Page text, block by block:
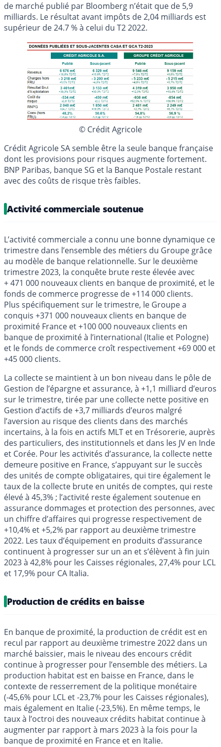
de marché publié par Bloomberg n’était que de 5,9
milliards. Le résultat avant impôts de 2,04 milliards est
supérieur de 24.7 % à celui du T2 2022.
© Crédit Agricole
Crédit Agricole SA semble être la seule banque française
dont les provisions pour risques augmente fortement.
BNP Paribas, banque SG et la Banque Postale restant
avec des coûts de risque très faibles.
Activité commerciale soutenue
L’activité commerciale a connu une bonne dynamique ce
trimestre dans l’ensemble des métiers du Groupe grâce
au modèle de banque relationnelle. Sur le deuxième
trimestre 2023, la conquête brute reste élevée avec
+ 471 000 nouveaux clients en banque de proximité, et le
fonds de commerce progresse de +114 000 clients.
Plus spécifiquement sur le trimestre, le Groupe a
conquis +371 000 nouveaux clients en banque de
proximité France et +100 000 nouveaux clients en
banque de proximité à l’international (Italie et Pologne)
et le fonds de commerce croît respectivement +69 000 et
+45 000 clients.
La collecte se maintient à un bon niveau dans le pôle de
Gestion de l’épargne et assurance, à +1,1 milliard d’euros
sur le trimestre, tirée par une collecte nette positive en
Gestion d’actifs de +3,7 milliards d’euros malgré
l’aversion au risque des clients dans des marchés
incertains, à la fois en actifs MLT et en Trésorerie, auprès
des particuliers, des institutionnels et dans les JV en Inde
et Corée. Pour les activités d’assurance, la collecte nette
demeure positive en France, s’appuyant sur le succès
des unités de compte obligataires, qui tire également le
taux de la collecte brute en unités de comptes, qui reste
élevé à 45,3% ; l’activité reste également soutenue en
assurance dommages et protection des personnes, avec
un chiffre d’affaires qui progresse respectivement de
+10,4% et +5,2% par rapport au deuxième trimestre
2022. Les taux d’équipement en produits d’assurance
continuent à progresser sur un an et s’élèvent à fin juin
2023 à 42,8% pour les Caisses régionales, 27,4% pour LCL
et 17,9% pour CA Italia.
Production de crédits en baisse
En banque de proximité, la production de crédit est en
recul par rapport au deuxième trimestre 2022 dans un
marché baissier, mais le niveau des encours crédit
continue à progresser pour l’ensemble des métiers. La
production habitat est en baisse en France, dans le
contexte de resserrement de la politique monétaire
(-45,6% pour LCL et -23,7% pour les Caisses régionales),
mais également en Italie (-23,5%). En même temps, le
taux à l’octroi des nouveaux crédits habitat continue à
augmenter par rapport à mars 2023 à la fois pour la
banque de proximité en France et en Italie.